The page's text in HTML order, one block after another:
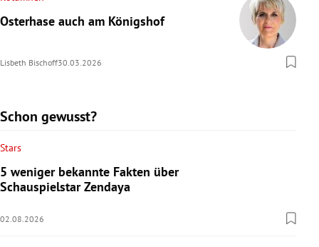
Osterhase auch am Königshof
Lisbeth Bischoff30.03.2026
Schon gewusst?
Stars
5 weniger bekannte Fakten über
Schauspielstar Zendaya
02.08.2026